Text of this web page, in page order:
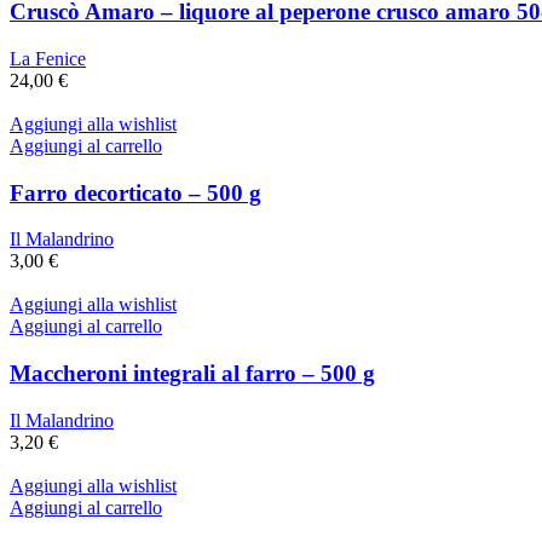
Cruscò Amaro – liquore al peperone crusco amaro
La Fenice
24,00 €
Aggiungi alla wishlist
Aggiungi al carrello
Farro decorticato – 500 g
Il Malandrino
3,00 €
Aggiungi alla wishlist
Aggiungi al carrello
Maccheroni integrali al farro – 500 g
Il Malandrino
3,20 €
Aggiungi alla wishlist
Aggiungi al carrello